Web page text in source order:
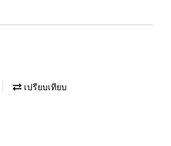
เปรียบเทียบ